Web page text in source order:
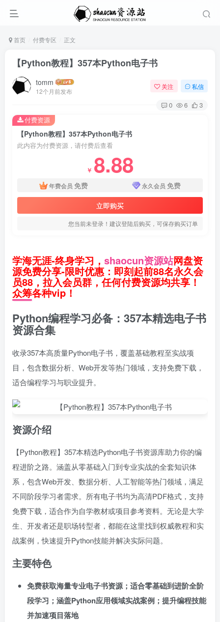
首页 付费专区 正文
【Python教程】357本Python电子书
tomm
12个月前发布
关注 私信
0 6 3
【Python教程】357本Python电子书
此内容为付费资源，请付费后查看
￥ 8.88
年费会员 免费 永久会员 免费
立即购买
您当前未登录！建议登陆后购买，可保存购买订单
付费资源
学海无涯-终身学习， shaocun资源站网盘资
源免费分享-限时优惠：即刻起前88名永久会
员88，拉入会员群，任何付费资源均共享！
众筹各种vip！
Python编程学习必备：357本精选电子书
资源合集
收录357本高质量Python电子书，覆盖基础教程至实战项
目，包含数据分析、Web开发等热门领域，支持免费下载，
适合编程学习与职业提升。
资源介绍
【Python教程】357本精选Python电子书资源库助力你的编
程进阶之路。涵盖从零基础入门到专业实战的全套知识体
系，包含Web开发、数据分析、人工智能等热门领域，满足
不同阶段学习者需求。所有电子书均为高清PDF格式，支持
免费下载，适合作为自学教材或项目参考资料。无论是大学
生、开发者还是职场转型者，都能在这里找到权威教程和实
战案例，快速提升Python技能并解决实际问题。
主要特色
免费获取海量专业电子书资源；适合零基础到进阶全阶
段学习；涵盖Python应用领域实战案例；提升编程技能
并加速项目落地